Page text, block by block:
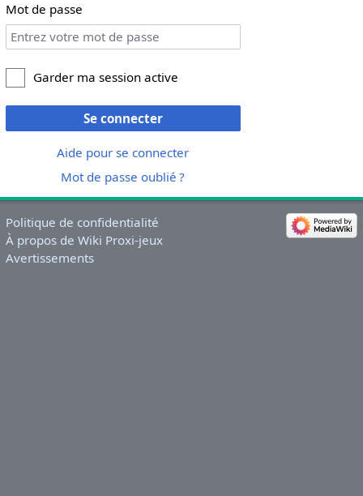
Mot de passe
Garder ma session active
Se connecter
Aide pour se connecter
Mot de passe oublié ?
Politique de confidentialité
À propos de Wiki Proxi-jeux
Avertissements